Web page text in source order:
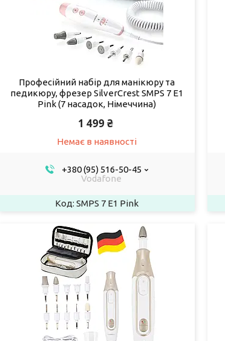
Професійний набір для манікюру та
педикюру, фрезер SilverCrest SMPS 7 E1
Pink (7 насадок, Німеччина)
1 499 ₴
Немає в наявності
+380 (95) 516-50-45
Vodafone
SMPS 7 E1 Pink